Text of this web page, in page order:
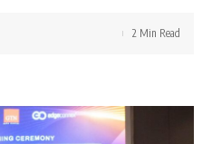
2 Min Read